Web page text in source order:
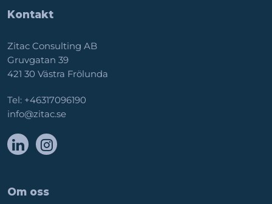
Kontakt
Zitac Consulting AB
Gruvgatan 39
421 30 Västra Frölunda
Tel: +46317096190
info@zitac.se
Om oss